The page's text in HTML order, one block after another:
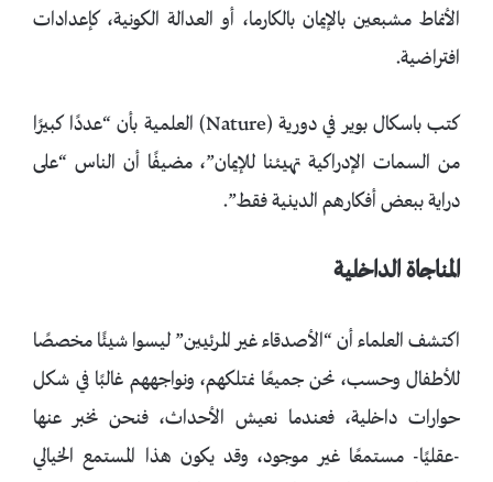
الأنماط مشبعين بالإيمان بالكارما، أو العدالة الكونية، كإعدادات
افتراضية.
كتب باسكال بوير في دورية (Nature) العلمية بأن “عددًا كبيرًا
من السمات الإدراكية تهيئنا للإيمان”، مضيفًا أن الناس “على
دراية ببعض أفكارهم الدينية فقط”.
المناجاة الداخلية
اكتشف العلماء أن “الأصدقاء غير المرئيين” ليسوا شيئًا مخصصًا
للأطفال وحسب، نحن جميعًا نمتلكهم، ونواجههم غالبًا في شكل
حوارات داخلية، فعندما نعيش الأحداث، فنحن نخبر عنها
-عقليًا- مستمعًا غير موجود، وقد يكون هذا المستمع الخيالي